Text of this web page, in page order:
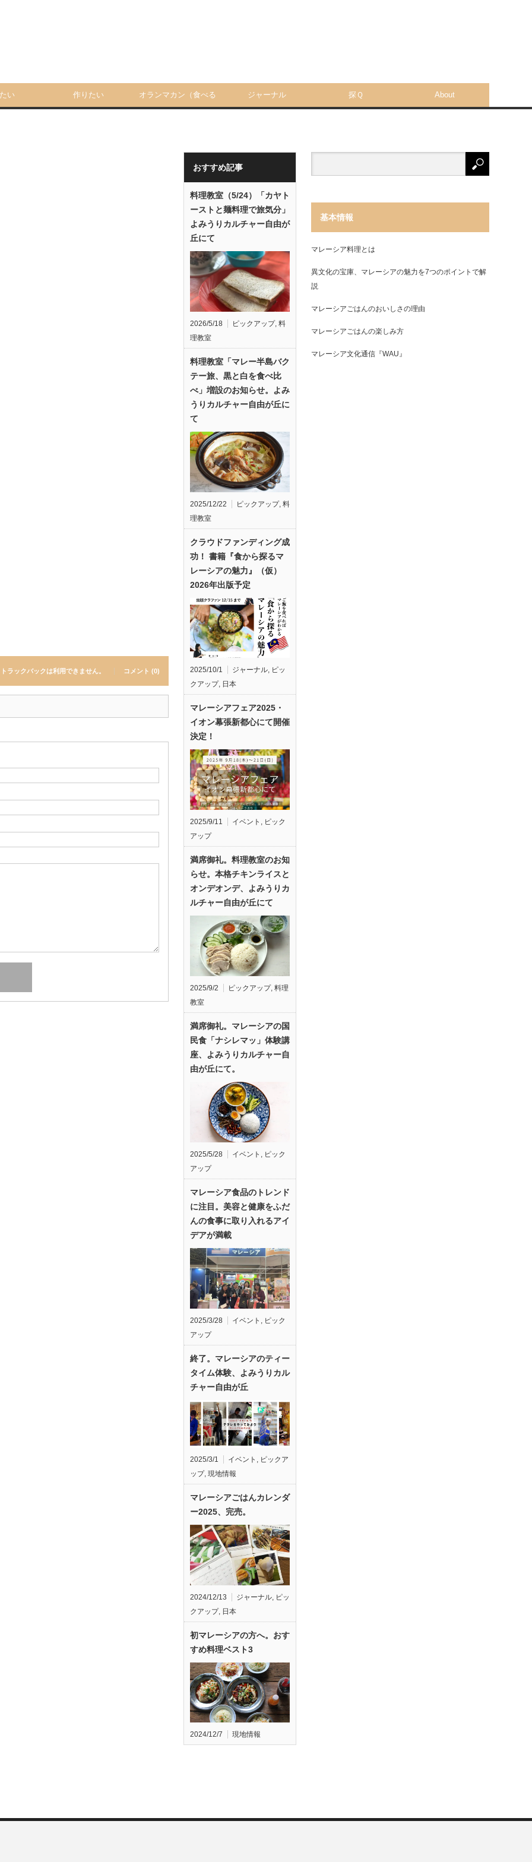
い 作りたい オランマカン（食べる ジャーナル 探Ｑ About
トラックバックは利用できません。 コメント (0)
おすすめ記事
料理教室（5/24）「カヤト
ーストと麺料理で旅気分」
よみうりカルチャー自由が
丘にて
2026/5/18 ピックアップ, 料
理教室
料理教室「マレー半島バク
テー旅、黒と白を食べ比
べ」増設のお知らせ。よみ
うりカルチャー自由が丘に
て
2025/12/22 ピックアップ, 料
理教室
クラウドファンディング成
功！ 書籍『食から探るマ
レーシアの魅力』（仮）
2026年出版予定
2025/10/1 ジャーナル, ピッ
クアップ, 日本
マレーシアフェア2025・
イオン幕張新都心にて開催
決定！
2025/9/11 イベント , ピック
アップ
満席御礼。料理教室のお知
らせ。本格チキンライスと
オンデオンデ、よみうりカ
ルチャー自由が丘にて
2025/9/2 ピックアップ, 料理
教室
満席御礼。マレーシアの国
民食「ナシレマッ」体験講
座、よみうりカルチャー自
由が丘にて。
2025/5/28 イベント , ピック
アップ
マレーシア食品のトレンド
に注目。美容と健康をふだ
んの食事に取り入れるアイ
デアが満載
2025/3/28 イベント
ピック
アップ
終了。マレーシアのティー
タイム体験、よみうりカル
チャー自由が丘
2025/3/1 イベント , ピックア
ップ, 現地情報
マレーシアごはんカレンダ
ー2025、完売。
2024/12/13 ジャーナル ピッ
クアップ, 日本
初マレーシアの方へ。おす
すめ料理ベスト3
2024/12/7 現地情報
基本情報
マレーシア料理とは
異文化の宝庫、マレーシアの魅力を7つのポイントで解
説
マレーシアごはんのおいしさの理由
マレーシアごはんの楽しみ方
マレーシア文化通信『WAU』